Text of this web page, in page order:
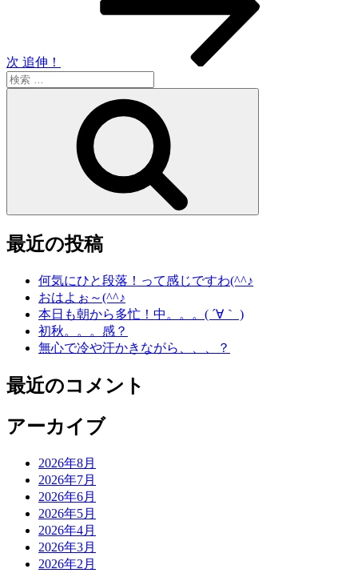
次 追伸！
検
索:
最近の投稿
何気にひと段落！って感じですわ(^^♪
おはよぉ～(^^♪
本日も朝から多忙！中。。。( ´∀｀ )
初秋。。。感？
無心で冷や汗かきながら、、、？
最近のコメント
アーカイブ
2026年8月
2026年7月
2026年6月
2026年5月
2026年4月
2026年3月
2026年2月